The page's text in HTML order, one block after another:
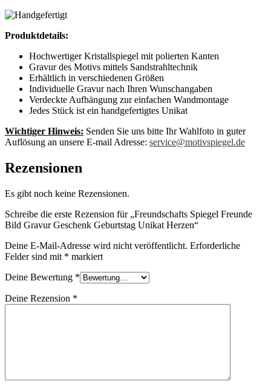
Produktdetails:
Hochwertiger Kristallspiegel mit polierten Kanten
Gravur des Motivs mittels Sandstrahltechnik
Erhältlich in verschiedenen Größen
Individuelle Gravur nach Ihren Wunschangaben
Verdeckte Aufhängung zur einfachen Wandmontage
Jedes Stück ist ein handgefertigtes Unikat
Wichtiger Hinweis: Senden Sie uns bitte Ihr Wahlfoto in guter
Auflösung an unsere E-mail Adresse: service@motivspiegel.de
Rezensionen
Es gibt noch keine Rezensionen.
Schreibe die erste Rezension für „Freundschafts Spiegel Freunde
Bild Gravur Geschenk Geburtstag Unikat Herzen“
Deine E-Mail-Adresse wird nicht veröffentlicht. Erforderliche
Felder sind mit * markiert
Deine Bewertung *
Deine Rezension *